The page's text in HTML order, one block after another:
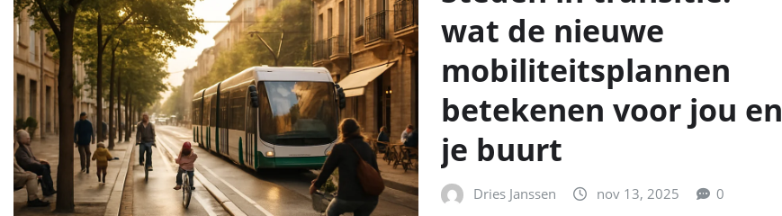
wat de nieuwe
mobiliteitsplannen
betekenen voor jou en
je buurt
Dries Janssen nov 13, 2025 0